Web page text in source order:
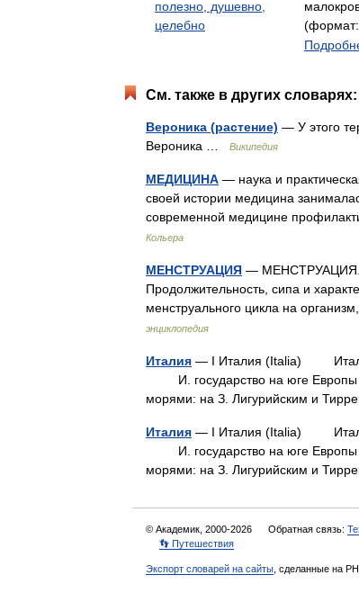
полезно, душевно,
целебно
(формат:
См. также в других словарях:
Вероника (растение) — У этого
Вероника …
Википедия
МЕДИЦИНА — наука и
своей истории медицина
современной медицине
Кольера
МЕНСТРУАЦИЯ — МЕНСТРУАЦИЯ.
Продолжительность, сипа и
менструального цикла на
энциклопедия
Италия — I Италия (Italia)
И. государство на юге Европы
морями: на З. Лигурийским и
Италия — I Италия (Italia)
И. государство на юге Европы
морями: на З. Лигурийским и
© Академик, 2000-2026 Обратная связь:
👣 Путешествия
Экспорт словарей на сайты , сделанные на